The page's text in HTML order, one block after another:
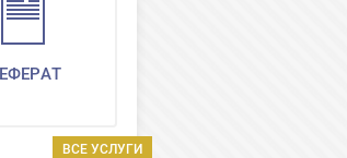
ВСЕ УСЛУГИ